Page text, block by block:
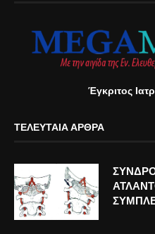
Έγκριτος
ΤΕΛΕΥΤΑΊΑ ΆΡΘΡΑ